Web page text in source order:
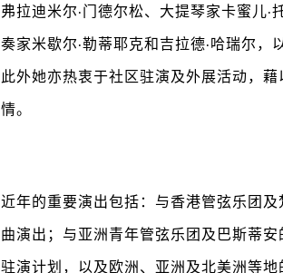
弗拉迪米尔·门德尔松、大提琴家卡蜜儿
奏家米歇尔·勒蒂耶克和吉拉德·哈瑞尔，
此外她亦热衷于社区驻演及外展活动，
情。
近年的重要演出包括：与香港管弦乐团
曲演出；与亚洲青年管弦乐团及巴斯蒂
驻演计划，以及欧洲、亚洲及北美洲等